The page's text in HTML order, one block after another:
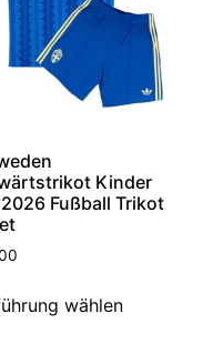
Kinder
Fußball Trikot
wählen